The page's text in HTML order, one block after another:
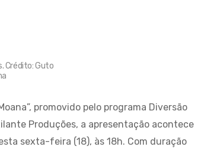
Crédito: Guto
promovido pelo programa Diversão
Produções, a apresentação acontece
sexta-feira (18), às 18h. Com duração